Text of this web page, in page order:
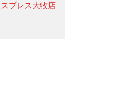
プレス大牧店